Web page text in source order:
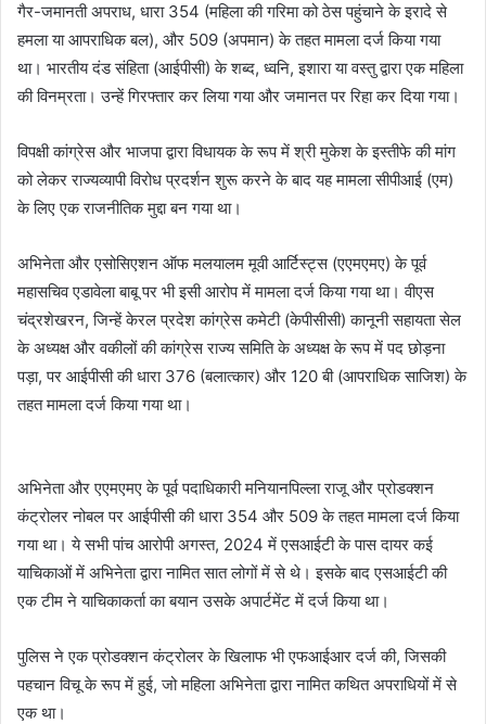
गैर-जमानती अपराध, धारा 354 (महिला की गरिमा को ठेस पहुंचाने के इरादे से
हमला या आपराधिक बल), और 509 (अपमान) के तहत मामला दर्ज किया गया
था। भारतीय दंड संहिता (आईपीसी) के शब्द, ध्वनि, इशारा या वस्तु द्वारा एक महिला
की विनम्रता। उन्हें गिरफ्तार कर लिया गया और जमानत पर रिहा कर दिया गया।
विपक्षी कांग्रेस और भाजपा द्वारा विधायक के रूप में श्री मुकेश के इस्तीफे की मांग
को लेकर राज्यव्यापी विरोध प्रदर्शन शुरू करने के बाद यह मामला सीपीआई (एम)
के लिए एक राजनीतिक मुद्दा बन गया था।
अभिनेता और एसोसिएशन ऑफ मलयालम मूवी आर्टिस्ट्स (एएमएमए) के पूर्व
महासचिव एडावेला बाबू पर भी इसी आरोप में मामला दर्ज किया गया था। वीएस
चंद्रशेखरन, जिन्हें केरल प्रदेश कांग्रेस कमेटी (केपीसीसी) कानूनी सहायता सेल
के अध्यक्ष और वकीलों की कांग्रेस राज्य समिति के अध्यक्ष के रूप में पद छोड़ना
पड़ा, पर आईपीसी की धारा 376 (बलात्कार) और 120 बी (आपराधिक साजिश) के
तहत मामला दर्ज किया गया था।
अभिनेता और एएमएमए के पूर्व पदाधिकारी मनियानपिल्ला राजू और प्रोडक्शन
कंट्रोलर नोबल पर आईपीसी की धारा 354 और 509 के तहत मामला दर्ज किया
गया था। ये सभी पांच आरोपी अगस्त, 2024 में एसआईटी के पास दायर कई
याचिकाओं में अभिनेता द्वारा नामित सात लोगों में से थे। इसके बाद एसआईटी की
एक टीम ने याचिकाकर्ता का बयान उसके अपार्टमेंट में दर्ज किया था।
पुलिस ने एक प्रोडक्शन कंट्रोलर के खिलाफ भी एफआईआर दर्ज की, जिसकी
पहचान विचू के रूप में हुई, जो महिला अभिनेता द्वारा नामित कथित अपराधियों में से
एक था।